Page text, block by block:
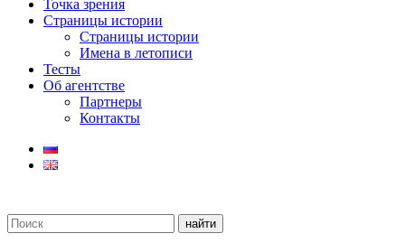
Точка зрения
Страницы истории
Страницы истории
Имена в летописи
Тесты
Об агентстве
Партнеры
Контакты